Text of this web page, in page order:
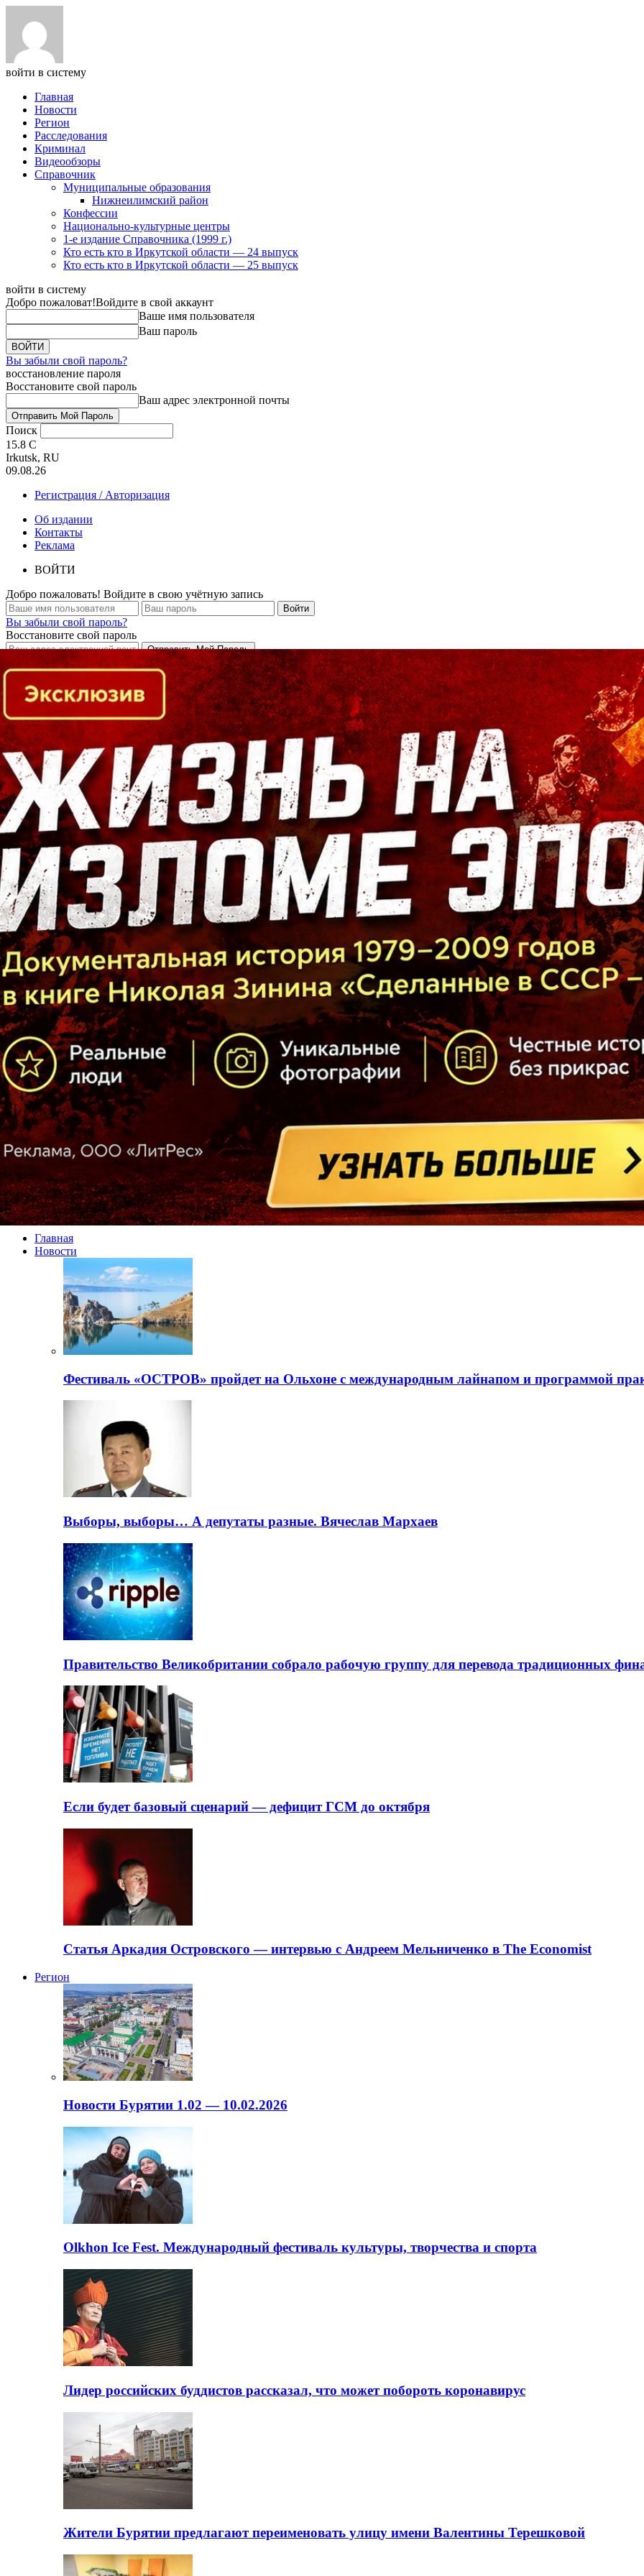
войти в систему
Главная
Новости
Регион
Расследования
Криминал
Видеообзоры
Справочник
Муниципальные образования
Нижнеилимский район
Конфессии
Национально-культурные центры
1-е издание Справочника (1999 г.)
Кто есть кто в Иркутской области — 24 выпуск
Кто есть кто в Иркутской области — 25 выпуск
войти в систему
Добро пожаловат!Войдите в свой аккаунт
Ваше имя пользователя
Ваш пароль
Вы забыли свой пароль?
восстановление пароля
Восстановите свой пароль
Ваш адрес электронной почты
Поиск
15.8 C
Irkutsk, RU
09.08.26
Регистрация / Авторизация
Об издании
Контакты
Реклама
ВОЙТИ
Добро пожаловать! Войдите в свою учётную запись
Вы забыли свой пароль?
Восстановите свой пароль
Кто есть кто в Байкальском регионе
Главная
Новости
Фестиваль «ОСТРОВ» пройдет на Ольхоне с международным лайнапом и программой
Выборы, выборы… А депутаты разные. Вячеслав Мархаев
Правительство Великобритании собрало рабочую группу для перевода традиционных
Если будет базовый сценарий — дефицит ГСМ до октября
Статья Аркадия Островского — интервью с Андреем Мельниченко в The Economist
Регион
Новости Бурятии 1.02 — 10.02.2026
Olkhon Ice Fest. Международный фестиваль культуры, творчества и спорта
Лидер российских буддистов рассказал, что может побороть коронавирус
Жители Бурятии предлагают переименовать улицу имени Валентины Терешковой